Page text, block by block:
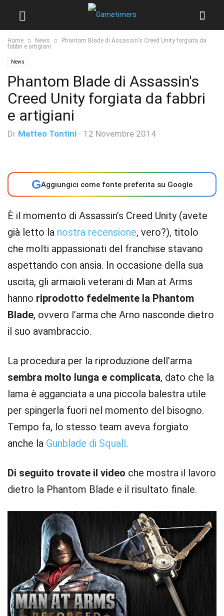
Home News
Phantom Blade di Assassin's Creed Unity forgiata da
fabbri e artigiani
News
Phantom Blade di Assassin's
Creed Unity forgiata da fabbri
e artigiani
Di Matteo Tontini - 12 Novembre 2014
GAggiungici come fonte preferita su Google
È il momento di Assassin’s Creed Unity (avete
già letto la nostra recensione, vero?), titolo
che molti appassionati del franchise stavano
aspettando con ansia. In occasione della sua
uscita, gli armaioli veterani di Man at Arms
hanno riprodotto fedelmente la Phantom
Blade, ovvero l’arma che Arno nasconde dietro
il suo avambraccio.
La procedura per la riproduzione dell’arma
sembra molto lunga e complicata, dato che la
lama è agganciata a una piccola balestra utile
per spingerla fuori nel momento del bisogno.
Tempo fa, lo stesso team aveva forgiato
anche la Gunblade di Squall.
Di seguito trovate il video che mostra il lavoro
dietro la Phantom Blade e il risultato finale.